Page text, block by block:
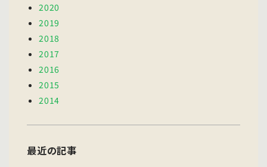
2020
2019
2018
2017
2016
2015
2014
最近の記事